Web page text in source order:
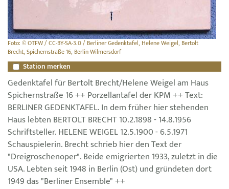
Foto: © OTFW / CC-BY-SA-3.0 / Berliner Gedenktafel, Helene Weigel, Bertolt
Brecht, Spichernstraße 16, Berlin-Wilmersdorf
Station merken
Gedenktafel für Bertolt Brecht/Helene Weigel am Haus
Spichernstraße 16 ++ Porzellantafel der KPM ++ Text:
BERLINER GEDENKTAFEL. In dem früher hier stehenden
Haus lebten BERTOLT BRECHT 10.2.1898 - 14.8.1956
Schriftsteller. HELENE WEIGEL 12.5.1900 - 6.5.1971
Schauspielerin. Brecht schrieb hier den Text der
"Dreigroschenoper". Beide emigrierten 1933, zuletzt in die
USA. Lebten seit 1948 in Berlin (Ost) und gründeten dort
1949 das "Berliner Ensemble" ++